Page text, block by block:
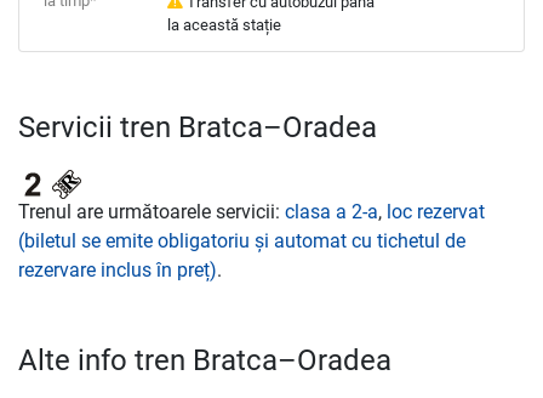
la această stație
Servicii tren Bratca–Oradea
Trenul are următoarele servicii: clasa a 2-a, loc rezervat
(biletul se emite obligatoriu și automat cu tichetul de
rezervare inclus în preț).
Alte info tren Bratca–Oradea